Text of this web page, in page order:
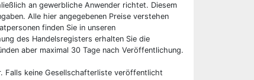
an gewerbliche Anwender richtet. Diesem
Alle hier angegebenen Preise verstehen
finden Sie in unseren
des Handelsregisters erhalten Sie die
aber maximal 30 Tage nach Veröffentlichung.
Falls keine Gesellschafterliste veröffentlicht